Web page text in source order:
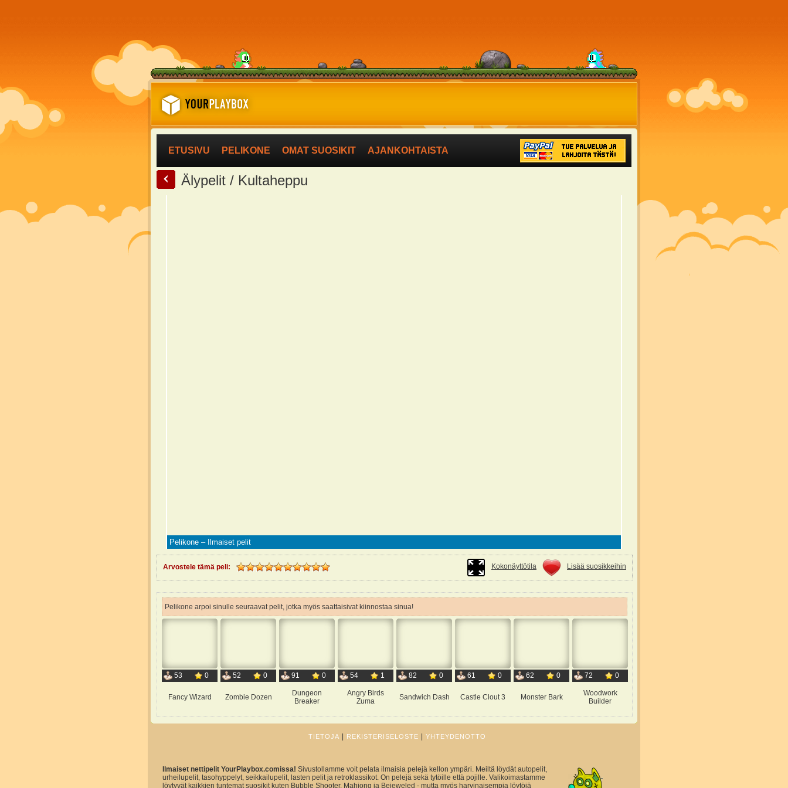
ETUSIVU PELIKONE OMAT SUOSIKIT AJANKOHTAISTA
< Älypelit / Kultaheppu
Pelikone – Ilmaiset pelit
Arvostele tämä peli: Kokonäyttötila Lisää suosikkeihin
Pelikone arpoi sinulle seuraavat pelit, jotka myös saattaisivat kiinnostaa sinua!
53 0
Fancy Wizard
52 0
Zombie Dozen
91 0
Dungeon
Breaker
54 1
Angry Birds
Zuma
82 0
Sandwich Dash
61 0
Castle Clout 3
62 0
Monster Bark
72 0
Woodwork
Builder
TIETOJA REKISTERISELOSTE YHTEYDENOTTO
Ilmaiset nettipelit YourPlaybox.comissa! Sivustollamme voit pelata ilmaisia pelejä kellon ympäri. Meiltä löydät autopelit,
urheilupelit, tasohyppelyt, seikkailupelit, lasten pelit ja retroklassikot. On pelejä sekä tytöille että pojille. Valikoimastamme
löytyvät kaikkien tuntemat suosikit kuten Bubble Shooter, Mahjong ja Bejeweled - mutta myös harvinaisempia löytöjä